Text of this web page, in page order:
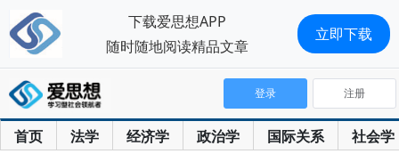
首页 法学 经济学 政治学 国际关系 社会学
登录 注册
下载爱思想APP
随时随地阅读精品文章
立即下载